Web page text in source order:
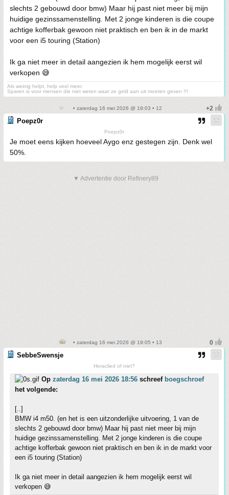
slechts 2 gebouwd door bmw) Maar hij past niet meer bij mijn
huidige gezinssamenstelling. Met 2 jonge kinderen is die coupe
achtige kofferbak gewoon niet praktisch en ben ik in de markt
voor een i5 touring (Station)
Ik ga niet meer in detail aangezien ik hem mogelijk eerst wil
verkopen 😅
Als weinig helpt, help veel meer.
Sparen is voor mensen die niet weten waar ze geld aan uit moeten geven !!!
• zaterdag 16 mei 2026 @ 19:03 • 12
Poepz0r
Poepz0r
Je moet eens kijken hoeveel Aygo enz gestegen zijn. Denk wel
50%.
▼ Advertentie door Refinery89
• zaterdag 16 mei 2026 @ 19:05 • 13
SebbeSwensje
Heraclied of niet?
Op zaterdag 16 mei 2026 18:56 schreef boegschroef
het volgende:
[..]
BMW i4 m50. (en het is een uitzonderlijke uitvoering, 1 van de
slechts 2 gebouwd door bmw) Maar hij past niet meer bij mijn
huidige gezinssamenstelling. Met 2 jonge kinderen is die coupe
achtige kofferbak gewoon niet praktisch en ben ik in de markt voor
een i5 touring (Station)
Ik ga niet meer in detail aangezien ik hem mogelijk eerst wil
verkopen 😅